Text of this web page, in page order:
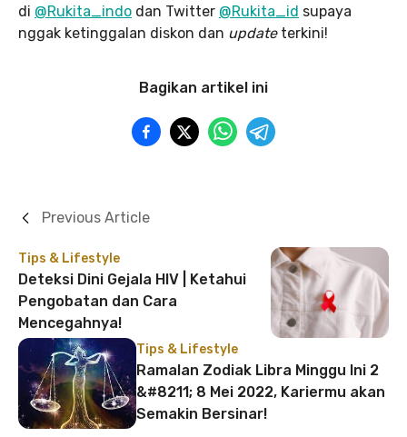
di @Rukita_indo dan Twitter @Rukita_id supaya
nggak ketinggalan diskon dan update terkini!
Bagikan artikel ini
Tips & Lifestyle
Deteksi Dini Gejala HIV | Ketahui
Pengobatan dan Cara
Mencegahnya!
Previous Article
Tips & Lifestyle
Ramalan Zodiak Libra Minggu Ini 2
&#8211; 8 Mei 2022, Kariermu akan
Semakin Bersinar!